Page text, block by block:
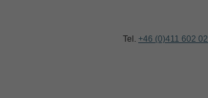
Tel. +46 (0)411 602 02